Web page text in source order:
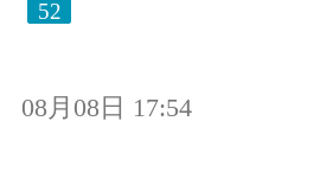
52
08月08日 17:54